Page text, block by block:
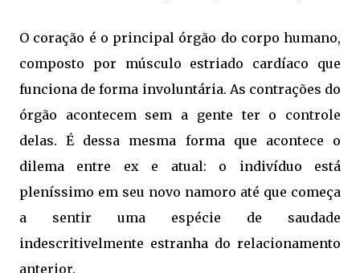
O coração é o principal órgão do corpo humano,
composto por músculo estriado cardíaco que
funciona de forma involuntária. As contrações do
órgão acontecem sem a gente ter o controle
delas. É dessa mesma forma que acontece o
dilema entre ex e atual: o indivíduo está
pleníssimo em seu novo namoro até que começa
a sentir uma espécie de saudade
indescritivelmente estranha do relacionamento
anterior.